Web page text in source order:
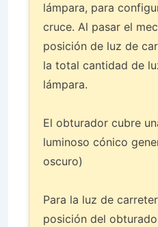
lámpara, para
cruce. Al pasar el
posición de luz de
la total cantidad de
lámpara.
El obturador cubre
luminoso cónico
oscuro)
Para la luz de
posición del